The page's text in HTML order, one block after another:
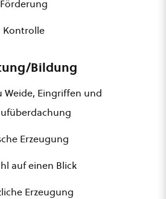
Förderung
Kontrolle
Bildung
Weide, Eingriffen und
Erzeugung
auf einen Blick
Erzeugung